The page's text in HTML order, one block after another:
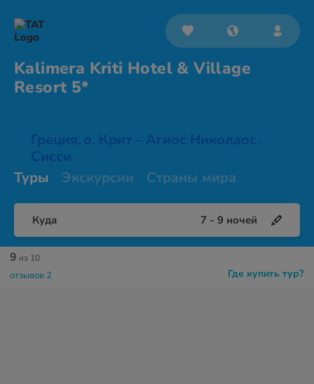
Kalimera Kriti Hotel & Village
Resort 5*
Греция, о. Крит – Агиос Николаос ,
Сисси
Туры
Экскурсии Страны мира
Куда 7 - 9 ночей
Где купить тур?
9 из 10
отзывов 2